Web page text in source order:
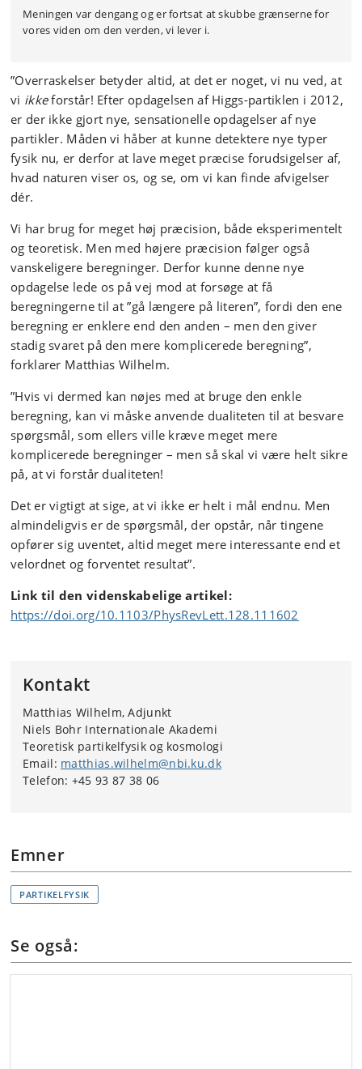
Meningen var dengang og er fortsat at skubbe grænserne for
vores viden om den verden, vi lever i.
”Overraskelser betyder altid, at det er noget, vi nu ved, at
vi ikkeforstår! Efter opdagelsen af Higgs-partiklen i 2012,
er der ikke gjort nye, sensationelle opdagelser af nye
partikler. Måden vi håber at kunne detektere nye typer
fysik nu, er derfor at lave meget præcise forudsigelser af,
hvad naturen viser os, og se, om vi kan finde afvigelser
dér.
Vi har brug for meget høj præcision, både eksperimentelt
og teoretisk. Men med højere præcision følger også
vanskeligere beregninger. Derfor kunne denne nye
opdagelse lede os på vej mod at forsøge at få
beregningerne til at ”gå længere på literen”, fordi den ene
beregning er enklere end den anden – men den giver
stadig svaret på den mere komplicerede beregning”,
forklarer Matthias Wilhelm.
”Hvis vi dermed kan nøjes med at bruge den enkle
beregning, kan vi måske anvende dualiteten til at besvare
spørgsmål, som ellers ville kræve meget mere
komplicerede beregninger – men så skal vi være helt sikre
på, at vi forstår dualiteten!
Det er vigtigt at sige, at vi ikke er helt i mål endnu. Men
almindeligvis er de spørgsmål, der opstår, når tingene
opfører sig uventet, altid meget mere interessante end et
velordnet og forventet resultat”.
Link til den videnskabelige artikel:
https://doi.org/10.1103/PhysRevLett.128.111602
Kontakt
Matthias Wilhelm, Adjunkt
Niels Bohr Internationale Akademi
Teoretisk partikelfysik og kosmologi
Email: matthias.wilhelm@nbi.ku.dk
Telefon: +45 93 87 38 06
Emner
PARTIKELFYSIK
Se også: